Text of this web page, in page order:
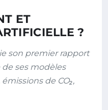
ET
?
son premier rapport
ses modèles
de CO₂,